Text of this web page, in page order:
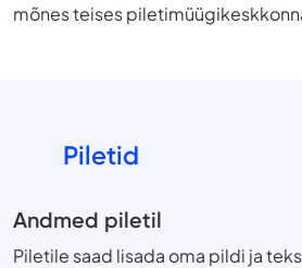
mõnes teises
Piletid
Andmed piletil
Piletile saad lisada oma pildi ja